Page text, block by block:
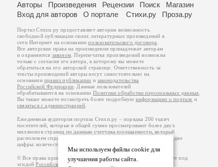
Мы используем файлы cookie для
улучшения работы сайта.
Авторы Произведения Рецензии Поиск
Магазин
Вход для авторов
О портале Стихи.ру Проза.ру
Портал Стихи.ру предоставляет авторам возможность
свободной публикации своих литературных произведений в
сети Интернет на основаниипользовательского договора
Все авторские права на произведения принадлежат авторам
и охраняются законом . Перепечатка произведений возможна
только с согласия его автора, к которому вы можете
обратиться на его авторской странице. Ответственность за
тексты произведений авторы несут самостоятельно на
основанииправил публикации изаконодательства
Российской Федерации . Данные пользователей
обрабатываются на основании Политики обработки персональных данных
Вы также можете посмотреть более подробную информацию о портале и
связаться с администрацией
Ежедневная аудитория портала Стихи.ру – порядка 200 тысяч
посетителей, которые в общей сумме просматривают более двух
миллионов страниц по данным счетчика посещаемости, который
расположен справа от этого текста. В каждой графе указано по две
цифры: количество просмотров и количество посетителей.
© Все права принадлежат авторам, 2000-2026. Портал работает под
эгидойРоссийского союза писателей